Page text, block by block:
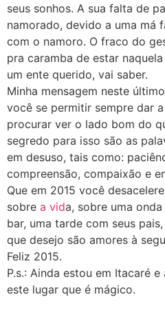
seus sonhos. A sua falta de
namorado, devido a uma má
com o namoro. O fraco do
pra caramba de estar
um ente querido, vai saber.
Minha mensagem neste
você se permitir sempre dar
procurar ver o lado bom do
segredo para isso são as
em desuso, tais como:
compreensão, compaixão e
Que em 2015 você
sobre a vida, sobre uma
bar, uma tarde com seus
que desejo são amores à
Feliz 2015.
P.s.: Ainda estou em Itacaré
este lugar que é mágico.